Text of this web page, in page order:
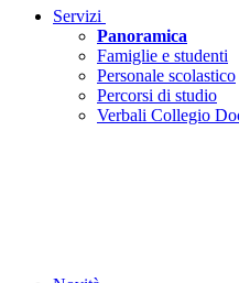
Servizi
Panoramica
Famiglie e studenti
Personale scolastico
Percorsi di studio
Verbali Collegio